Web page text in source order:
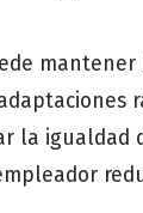
la igualdad